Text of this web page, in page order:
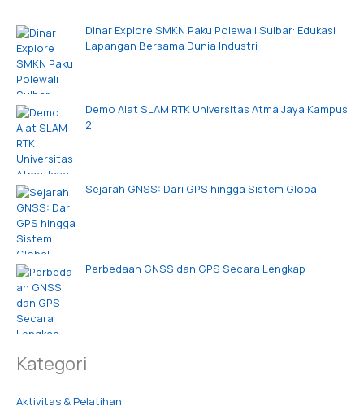
Dinar Explore SMKN Paku Polewali Sulbar: Edukasi
Lapangan Bersama Dunia Industri
Demo Alat SLAM RTK Universitas Atma Jaya Kampus
2
Sejarah GNSS: Dari GPS hingga Sistem Global
Perbedaan GNSS dan GPS Secara Lengkap
Kategori
Aktivitas & Pelatihan